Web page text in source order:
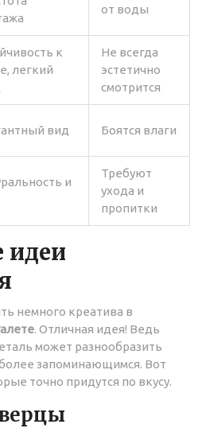
от воды
к
легкий
Не всегда
эстетично
смотрится
вид Боятся влаги
и
Требуют
ухода и
пропитки
идеи
немного креатива в
. Отличная идея! Ведь
может разнообразить
запоминающимся. Вот
точно придутся по вкусу.